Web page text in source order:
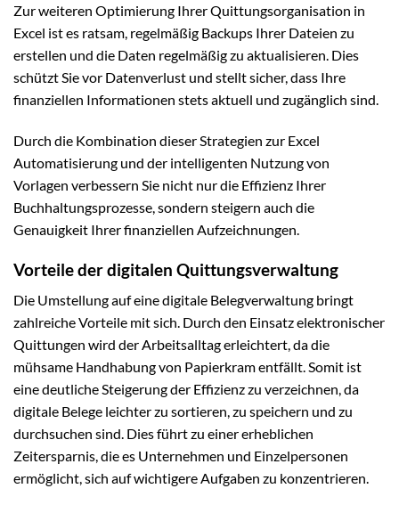
Zur weiteren Optimierung Ihrer Quittungsorganisation in
Excel ist es ratsam, regelmäßig Backups Ihrer Dateien zu
erstellen und die Daten regelmäßig zu aktualisieren. Dies
schützt Sie vor Datenverlust und stellt sicher, dass Ihre
finanziellen Informationen stets aktuell und zugänglich sind.
Durch die Kombination dieser Strategien zur Excel
Automatisierung und der intelligenten Nutzung von
Vorlagen verbessern Sie nicht nur die Effizienz Ihrer
Buchhaltungsprozesse, sondern steigern auch die
Genauigkeit Ihrer finanziellen Aufzeichnungen.
Vorteile der digitalen Quittungsverwaltung
Die Umstellung auf eine digitale Belegverwaltung bringt
zahlreiche Vorteile mit sich. Durch den Einsatz elektronischer
Quittungen wird der Arbeitsalltag erleichtert, da die
mühsame Handhabung von Papierkram entfällt. Somit ist
eine deutliche Steigerung der Effizienz zu verzeichnen, da
digitale Belege leichter zu sortieren, zu speichern und zu
durchsuchen sind. Dies führt zu einer erheblichen
Zeitersparnis, die es Unternehmen und Einzelpersonen
ermöglicht, sich auf wichtigere Aufgaben zu konzentrieren.